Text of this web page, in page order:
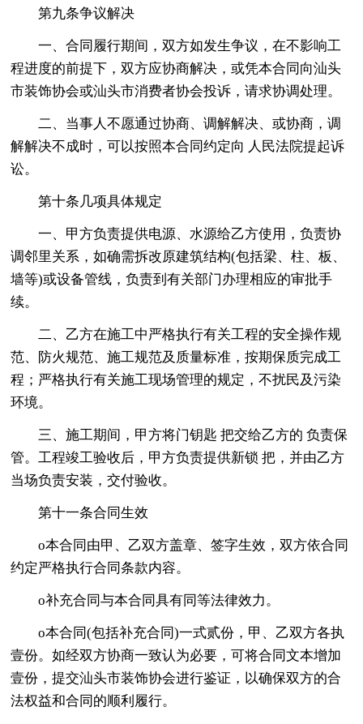
第九条争议解决
一、合同履行期间，双方如发生争议，在不影响工
程进度的前提下，双方应协商解决，或凭本合同向汕头
市装饰协会或汕头市消费者协会投诉，请求协调处理。
二、当事人不愿通过协商、调解解决、或协商，调
解解决不成时，可以按照本合同约定向 人民法院提起诉
讼。
第十条几项具体规定
一、甲方负责提供电源、水源给乙方使用，负责协
调邻里关系，如确需拆改原建筑结构(包括梁、柱、板、
墙等)或设备管线，负责到有关部门办理相应的审批手
续。
二、乙方在施工中严格执行有关工程的安全操作规
范、防火规范、施工规范及质量标准，按期保质完成工
程；严格执行有关施工现场管理的规定，不扰民及污染
环境。
三、施工期间，甲方将门钥匙 把交给乙方的 负责保
管。工程竣工验收后，甲方负责提供新锁 把，并由乙方
当场负责安装，交付验收。
第十一条合同生效
o本合同由甲、乙双方盖章、签字生效，双方依合同
约定严格执行合同条款内容。
o补充合同与本合同具有同等法律效力。
o本合同(包括补充合同)一式贰份，甲、乙双方各执
壹份。如经双方协商一致认为必要，可将合同文本增加
壹份，提交汕头市装饰协会进行鉴证，以确保双方的合
法权益和合同的顺利履行。